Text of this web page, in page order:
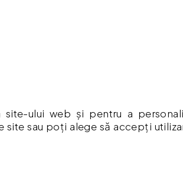
ului web și pentru a
sau poți alege să accepți
Newsletter
Formular de retur